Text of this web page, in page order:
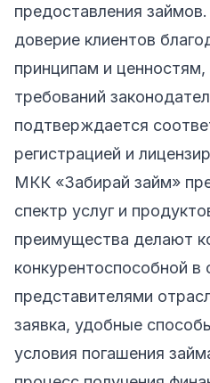
предоставления
доверие клиентов
принципам и
требований
подтверждается
регистрацией и
МКК «Забирай займ»
спектр услуг и
преимущества делают
конкурентоспособной в
представителями
заявка, удобные
условия погашения